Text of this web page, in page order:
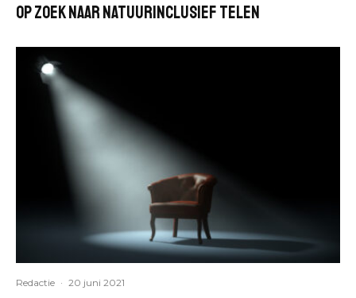
Op zoek naar natuurinclusief telen
Redactie · 20 juni 2021